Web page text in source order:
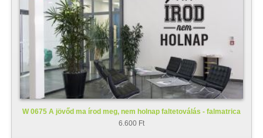
W 0675 A jövőd ma írod meg, nem holnap faltetoválás - falmatrica
6.600 Ft